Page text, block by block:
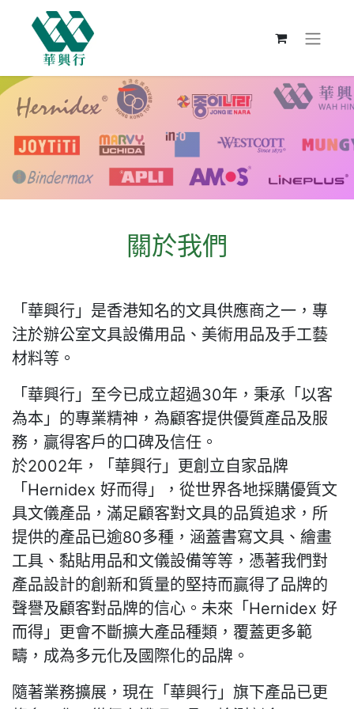
關於我們
「華興行」是香港知名的文具供應商之一，專
注於辦公室文具設備用品、美術用品及手工藝
材料等。
「華興行」至今已成立超過30年，秉承「以客
為本」的專業精神，為顧客提供優質產品及服
務，贏得客戶的口碑及信任。
於2002年，「華興行」更創立自家品牌
「Hernidex 好而得」，從世界各地採購優質文
具文儀產品，滿足顧客對文具的品質追求，所
提供的產品已逾80多種，涵蓋書寫文具、繪畫
工具、黏貼用品和文儀設備等等，憑著我們對
產品設計的創新和質量的堅持而贏得了品牌的
聲譽及顧客對品牌的信心。未來「Hernidex 好
而得」更會不斷擴大產品種類，覆蓋更多範
疇，成為多元化及國際化的品牌。
隨著業務擴展，現在「華興行」旗下產品已更